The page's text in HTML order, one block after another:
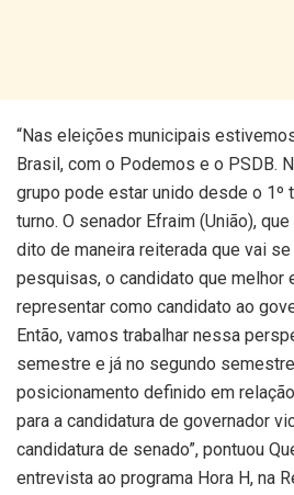
“Nas eleições municipais
Brasil, com o Podemos e o PSDB.
grupo pode estar unido desde o 1º
turno. O senador Efraim (União),
dito de maneira reiterada que vai
pesquisas, o candidato que melhor
representar como candidato ao
Então, vamos trabalhar nessa
semestre e já no segundo
posicionamento definido em
para a candidatura de governador
candidatura de senado”, pontuou
entrevista ao programa Hora H, na